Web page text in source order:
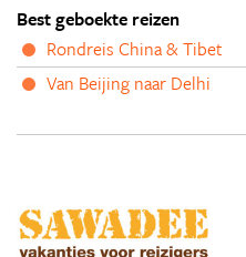
Best geboekte reizen
Rondreis China & Tibet
Van Beijing naar Delhi